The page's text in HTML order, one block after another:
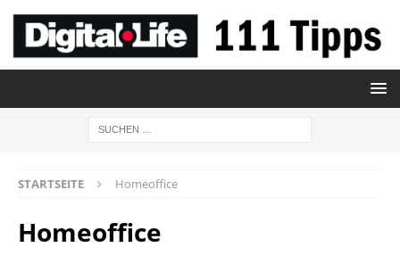
STARTSEITE Homeoffice
Homeoffice